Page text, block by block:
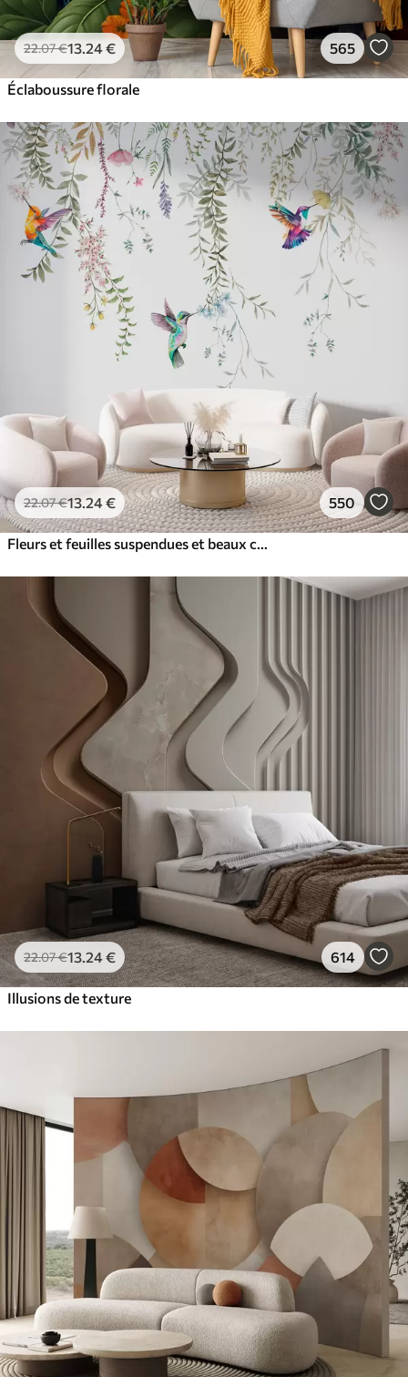
22.07€13 .24€ 565
Éclaboussure florale
22.07€13 .24€ 550
22.07€13 .24€ 614
Illusions de texture